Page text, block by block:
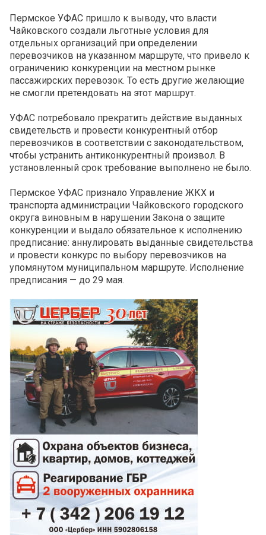
Пермское УФАС пришло к выводу, что власти
Чайковского создали льготные условия для
отдельных организаций при определении
перевозчиков на указанном маршруте, что привело к
ограничению конкуренции на местном рынке
пассажирских перевозок. То есть другие желающие
не смогли претендовать на этот маршрут.
УФАС потребовало прекратить действие выданных
свидетельств и провести конкурентный отбор
перевозчиков в соответствии с законодательством,
чтобы устранить антиконкурентный произвол. В
установленный срок требование выполнено не было.
Пермское УФАС признало Управление ЖКХ и
транспорта администрации Чайковского городского
округа виновным в нарушении Закона о защите
конкуренции и выдало обязательное к исполнению
предписание: аннулировать выданные свидетельства
и провести конкурс по выбору перевозчиков на
упомянутом муниципальном маршруте. Исполнение
предписания — до 29 мая.